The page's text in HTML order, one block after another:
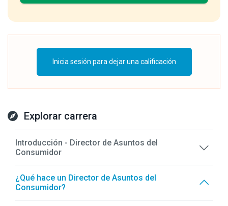
Inicia sesión para dejar una calificación
Explorar carrera
Introducción - Director de Asuntos del
Consumidor
¿Qué hace un Director de Asuntos del
Consumidor?